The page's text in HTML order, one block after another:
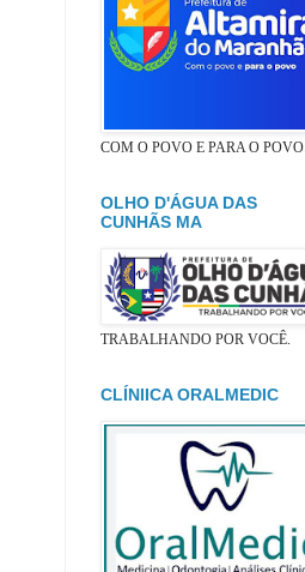
COM O POVO E PARA O POVO.
OLHO D'ÁGUA DAS
CUNHÃS MA
TRABALHANDO POR VOCÊ.
CLÍNIICA ORALMEDIC